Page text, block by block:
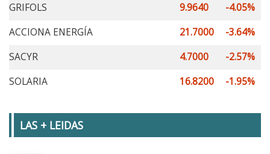
GRIFOLS
9.9640
-4.05%
ACCIONA ENERGÍA
21.7000
-3.64%
SACYR
4.7000
-2.57%
SOLARIA
16.8200 -1.95%
LAS + LEIDAS